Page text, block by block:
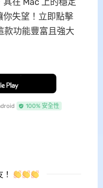
你失望！立即點擊
款功能豐富且強大
100% 安全性